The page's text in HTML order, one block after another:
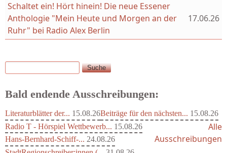
Schaltet ein! Hört hinein! Die neue Essener
Anthologie "Mein Heute und Morgen an der
Ruhr" bei Radio Alex Berlin
17.06.26
Suchformular
Suche
Bald endende Ausschreibungen:
Literaturblätter der... 15.08.26Beiträge für den nächsten... 15.08.26
Radio T - Hörspiel Wettbewerb... 15.08.26
Hans-Bernhard-Schiff-... 24.08.26
Alle
Ausschreibungen